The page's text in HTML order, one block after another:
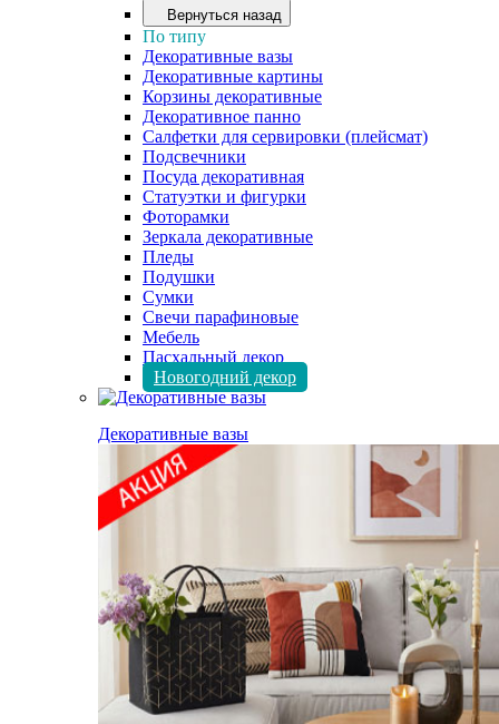
Вернуться назад
По типу
Декоративные вазы
Декоративные картины
Корзины декоративные
Декоративное панно
Салфетки для сервировки (плейсмат)
Подсвечники
Посуда декоративная
Статуэтки и фигурки
Фоторамки
Зеркала декоративные
Пледы
Подушки
Сумки
Свечи парафиновые
Мебель
Пасхальный декор
Новогодний декор
Декоративные вазы